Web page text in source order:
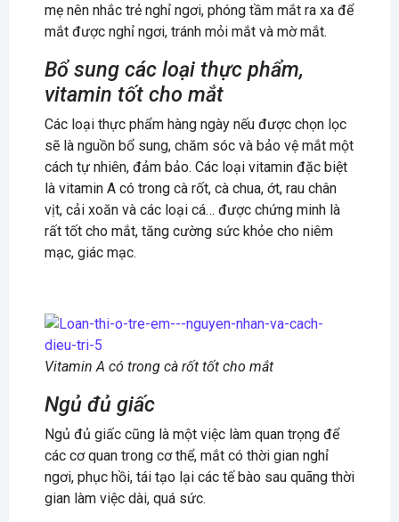
mẹ nên nhắc trẻ nghỉ ngơi, phóng tầm mắt ra xa để
mắt được nghỉ ngơi, tránh mỏi mắt và mờ mắt.
Bổ sung các loại thực phẩm,
vitamin tốt cho mắt
Các loại thực phẩm hàng ngày nếu được chọn lọc
sẽ là nguồn bổ sung, chăm sóc và bảo vệ mắt một
cách tự nhiên, đảm bảo. Các loại vitamin đặc biệt
là vitamin A có trong cà rốt, cà chua, ớt, rau chân
vịt, cải xoăn và các loại cá… được chứng minh là
rất tốt cho mắt, tăng cường sức khỏe cho niêm
mạc, giác mạc.
Vitamin A có trong cà rốt tốt cho mắt
Ngủ đủ giấc
Ngủ đủ giấc cũng là một việc làm quan trọng để
các cơ quan trong cơ thể, mắt có thời gian nghỉ
ngơi, phục hồi, tái tạo lại các tế bào sau quãng thời
gian làm việc dài, quá sức.